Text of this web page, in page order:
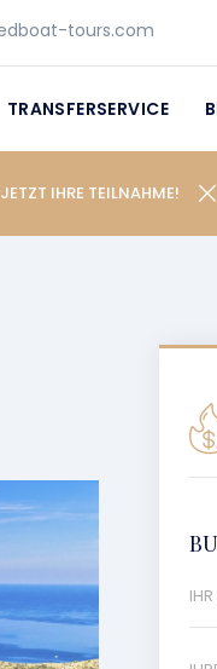
tours.com
TRANSFERSERVICE
IHRE TEILNAHME!